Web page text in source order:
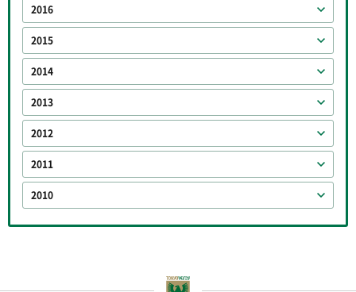
2016
2015
2014
2013
2012
2011
2010